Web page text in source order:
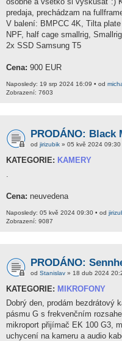
predaja, prechádzam na
V balení: BMPCC 4K, Tilta
NPF, half cage smallrig,
2x SSD Samsung T5
Cena: 900 EUR
Naposledy: 19 srp 2024 16:09 • od
Zobrazení: 7603
PRODÁNO: Black
od jirizubik » 05 kvě 2024 09:30
KATEGORIE: KAMERY
.
Cena: neuvedena
Naposledy: 05 kvě 2024 09:30 • od
Zobrazení: 9087
PRODÁNO:
od Stanislav » 18 dub 2024
KATEGORIE: MIKROFONY
Dobrý den, prodám bezdrátový
pásmu G s frekvenčním
mikroport přijímač EK 100 G3,
uchycení na kameru a audio